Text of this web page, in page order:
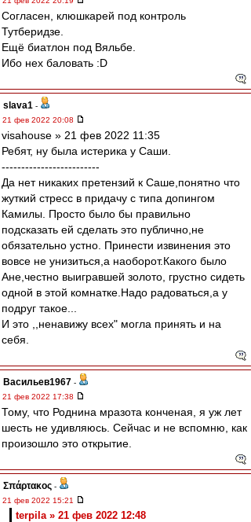
Согласен, клюшкарей под контроль
Тутберидзе.
Ещё биатлон под Вяльбе.
Ибо нех баловать :D
slava1 -
21 фев 2022 20:08
visahouse » 21 фев 2022 11:35
Ребят, ну была истерика у Саши.
-------------------------
Да нет никаких претензий к Саше,понятно что
жуткий стресс в придачу с типа допингом
Камилы. Просто было бы правильно
подсказать ей сделать это публично,не
обязательно устно. Принести извинения это
вовсе не унизиться,а наоборот.Какого было
Ане,честно выигравшей золото, грустно сидеть
одной в этой комнатке.Надо радоваться,а у
подруг такое...
И это ,,ненавижу всех" могла принять и на
себя.
Васильев1967 -
21 фев 2022 17:38
Тому, что Роднина мразота конченая, я уж лет
шесть не удивляюсь. Сейчас и не вспомню, как
произошло это открытие.
Σπάρτακος -
21 фев 2022 15:21
terpila » 21 фев 2022 12:48